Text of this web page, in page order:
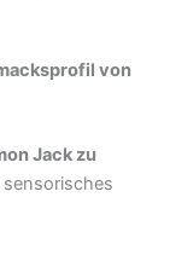
von
Jack zu